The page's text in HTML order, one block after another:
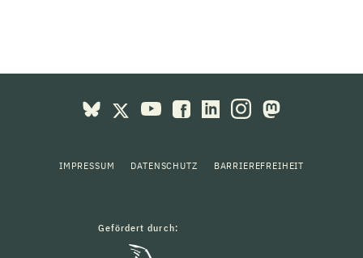
IMPRESSUM DATENSCHUTZ BARRIEREFREIHEIT
Gefördert durch: